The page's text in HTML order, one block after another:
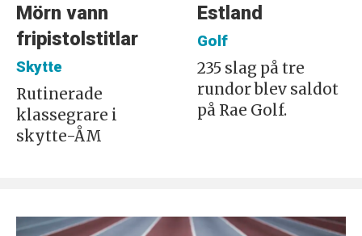
Mörn vann
fripistolstitlar
Skytte
Rutinerade
klassegrare i
skytte-ÅM
Estland
Golf
235 slag på tre
rundor blev saldot
på Rae Golf.